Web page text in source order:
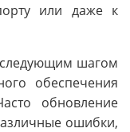
или даже к
шагом
обеспечения
обновление
ошибки,